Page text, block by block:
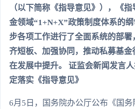
（以下简称《指导意见》），《
金领域“1+N+X”政策制度体系的
步各项工作进行了全面系统的部
齐短板、加强协同，推动私募基金
在发展中提升。 证监会新闻发言
定落实《指导意见》
6月5日，国务院办公厅公布《国